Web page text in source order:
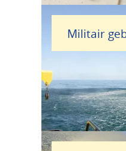
Militair